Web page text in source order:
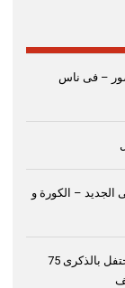
– فى ناس
الجديد – الكورة و
جوجل تحتفل بالذكرى 75